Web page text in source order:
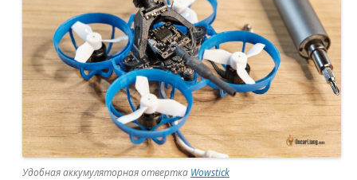
Удобная аккумуляторная отвертка Wowstick